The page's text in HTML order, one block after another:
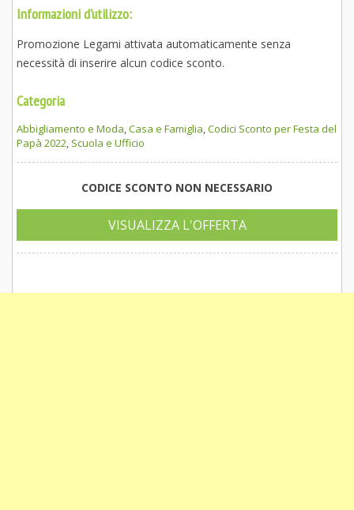
Informazioni d'utilizzo:
Promozione Legami attivata automaticamente senza
necessità di inserire alcun codice sconto.
Categoria
Abbigliamento e Moda Casa e Famiglia Codici Sconto per Festa del
Papà 2022 Scuola e Ufficio
CODICE SCONTO NON NECESSARIO
VISUALIZZA L'OFFERTA